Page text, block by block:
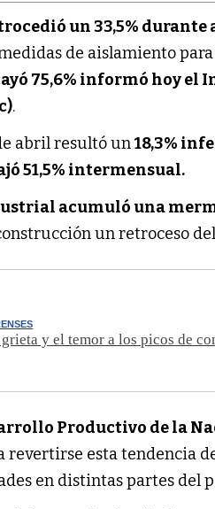
un 33,5% durante
de aislamiento
75,6% informó hoy el
.
abril resultó un18,3%
51,5% intermensual.
acumuló una
un retroceso del
y el temor a los picos de
Productivo de la
revertirse esta tendencia
en distintas partes del